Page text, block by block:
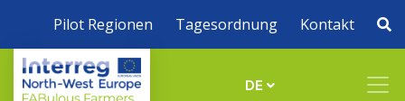
Pilot Regionen Tagesordnung Kontakt
DE